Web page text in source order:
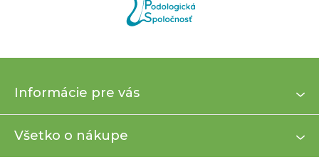
p
Informácie pre vás
Všetko o nákupe